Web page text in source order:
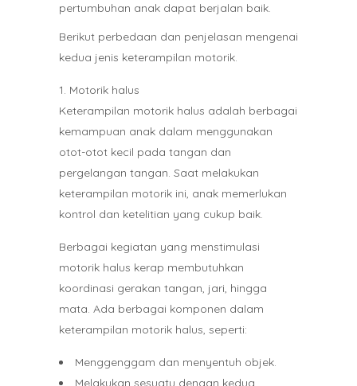
pertumbuhan anak dapat berjalan baik.
Berikut perbedaan dan penjelasan mengenai
kedua jenis keterampilan motorik.
Motorik halus
Keterampilan motorik halus adalah berbagai
kemampuan anak dalam menggunakan
otot-otot kecil pada tangan dan
pergelangan tangan. Saat melakukan
keterampilan motorik ini, anak memerlukan
kontrol dan ketelitian yang cukup baik.
Berbagai kegiatan yang menstimulasi
motorik halus kerap membutuhkan
koordinasi gerakan tangan, jari, hingga
mata. Ada berbagai komponen dalam
keterampilan motorik halus, seperti:
Menggenggam dan menyentuh objek.
Melakukan sesuatu dengan kedua